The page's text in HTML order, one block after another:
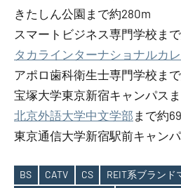
きたしん公園まで約280m
スマートビジネス専門学校ま
タカラインターナショナルカ
アポロ歯科衛生士専門学校ま
宝塚大学東京新宿キャンパス
北京外語大学中文学部 まで約
東京通信大学新宿駅前キャン
BS CATV CS REIT系ブランド